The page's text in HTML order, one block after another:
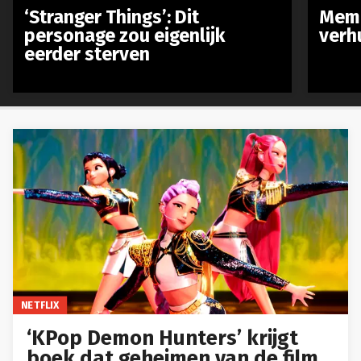
NETFLIX
‘KPop Demon Hunters’ krijgt
‘Stranger Things’: Dit
personage zou eigenlijk
eerder sterven